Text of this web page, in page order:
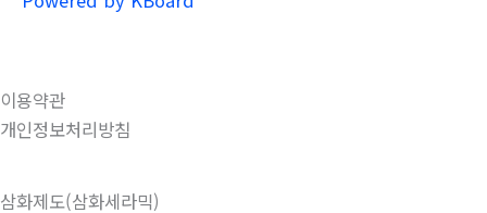
이용약관
개인정보처리방침
삼화제도(삼화세라믹)